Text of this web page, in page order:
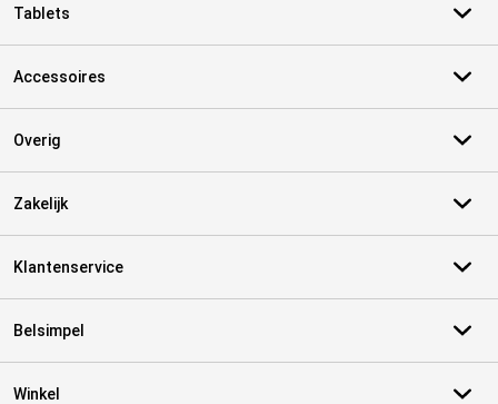
Tablets
Accessoires
Overig
Zakelijk
Klantenservice
Belsimpel
Winkel